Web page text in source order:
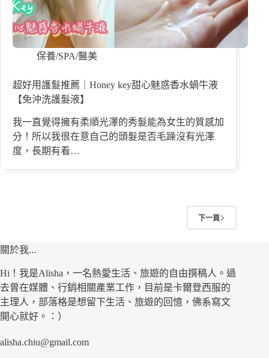
保養/SPA/醫美
超好用護髮推薦｜Honey key甜心魅惑香水蝸牛液
【免沖洗護髮液】
我一直覺得擁有柔順光澤的秀髮能為女生的質感加
分！所以我很在意自己的頭髮是否毛躁沒有光澤
度，長期有看…
下一頁
關於我...
Hi！我是Alisha，一名熱愛生活、旅遊的自由撰稿人。過
去曾在媒體、行銷相關產業工作，目前是卡爾登西服的
主理人，部落格是想留下生活、旅遊的回憶，佛系寫文
開心就好。：）
alisha.chiu@gmail.com